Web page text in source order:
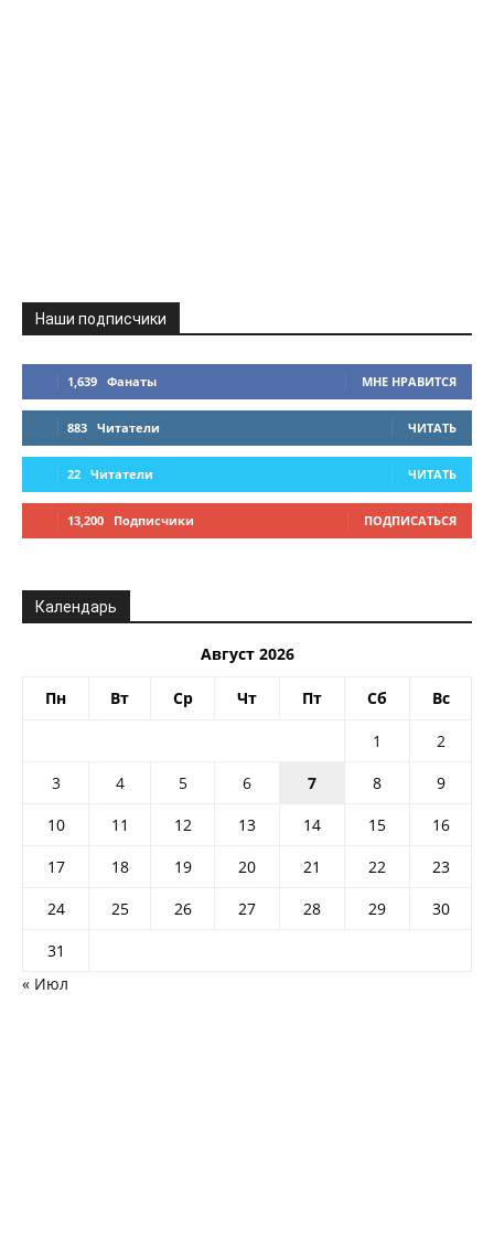
Наши подписчики
1,639 Фанаты МНЕ НРАВИТСЯ
883 Читатели ЧИТАТЬ
22 Читатели ЧИТАТЬ
13,200 Подписчики ПОДПИСАТЬСЯ
Календарь
Август 2026
Пн Вт Ср Чт Пт Сб Вс
1
2
3
4 5 6 7 8
9
10
11 12 13 14 15
16
17
18 19 20 21 22
23
24
25 26 27 28 29
30
31
« Июл